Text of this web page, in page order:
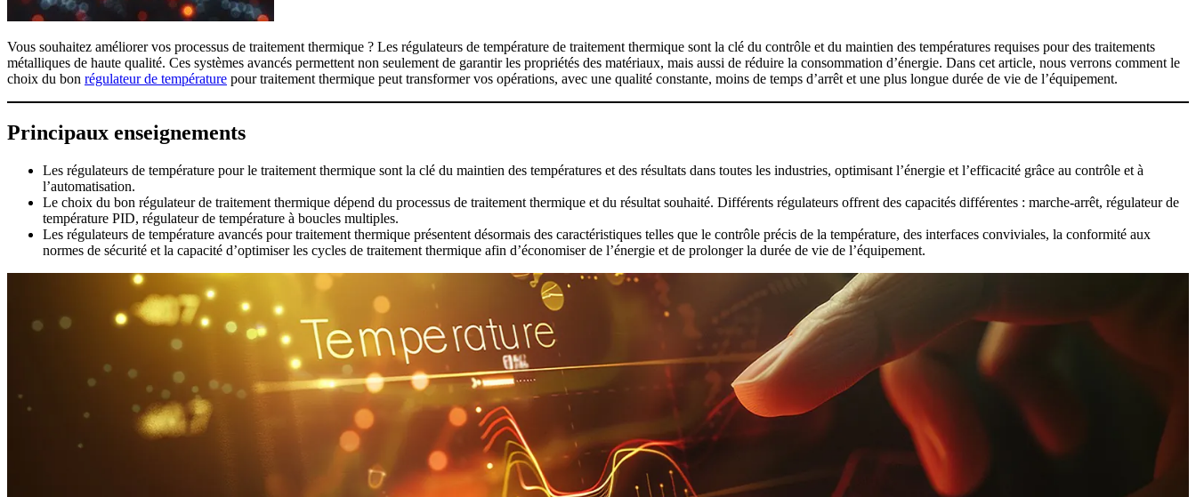
Vous souhaitez améliorer vos processus de traitement thermique ? Les régulateurs de température de traitement thermique sont la clé du contrôle et du maintien des températures requises pour des traitements
métalliques de haute qualité. Ces systèmes avancés permettent non seulement de garantir les propriétés des matériaux, mais aussi de réduire la consommation d’énergie. Dans cet article, nous verrons comment le
choix du bon régulateur de température pour traitement thermique peut transformer vos opérations, avec une qualité constante, moins de temps d’arrêt et une plus longue durée de vie de l’équipement.
Principaux enseignements
Les régulateurs de température pour le traitement thermique sont la clé du maintien des températures et des résultats dans toutes les industries, optimisant l’énergie et l’efficacité grâce au contrôle et à
l’automatisation.
Le choix du bon régulateur de traitement thermique dépend du processus de traitement thermique et du résultat souhaité. Différents régulateurs offrent des capacités différentes : marche-arrêt, régulateur de
température PID, régulateur de température à boucles multiples.
Les régulateurs de température avancés pour traitement thermique présentent désormais des caractéristiques telles que le contrôle précis de la température, des interfaces conviviales, la conformité aux
normes de sécurité et la capacité d’optimiser les cycles de traitement thermique afin d’économiser de l’énergie et de prolonger la durée de vie de l’équipement.